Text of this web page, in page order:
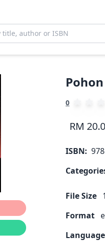
Pohon
0
RM
ISBN:
File Size
Format
Language